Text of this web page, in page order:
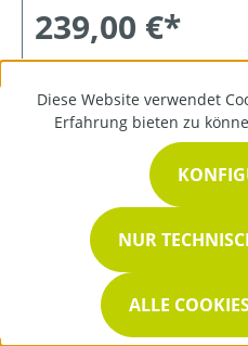
239,00 €*
Diese Website verwendet
Erfahrung bieten zu
NUR
ALLE